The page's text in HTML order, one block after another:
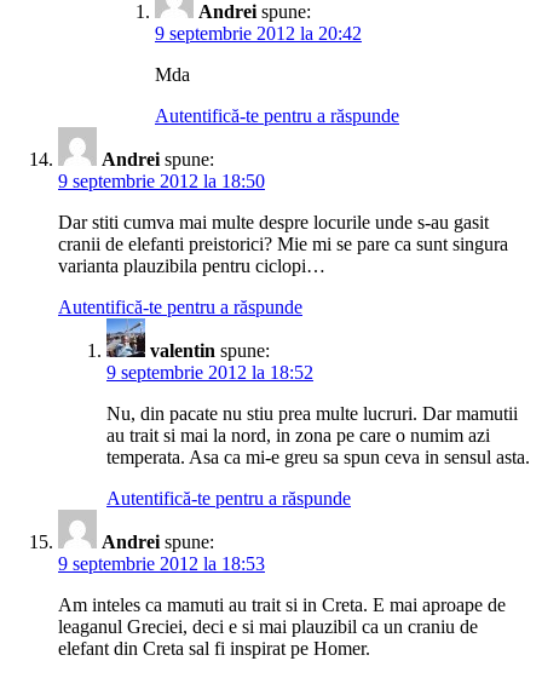
Andrei spune:
9 septembrie 2012 la 20:42
Mda
Autentifică-te pentru a răspunde
Andrei spune:
9 septembrie 2012 la 18:50
Dar stiti cumva mai multe despre locurile unde s-au gasit
cranii de elefanti preistorici? Mie mi se pare ca sunt singura
varianta plauzibila pentru ciclopi…
Autentifică-te pentru a răspunde
valentin spune:
9 septembrie 2012 la 18:52
Nu, din pacate nu stiu prea multe lucruri. Dar mamutii
au trait si mai la nord, in zona pe care o numim azi
temperata. Asa ca mi-e greu sa spun ceva in sensul asta.
Autentifică-te pentru a răspunde
Andrei spune:
9 septembrie 2012 la 18:53
Am inteles ca mamuti au trait si in Creta. E mai aproape de
leaganul Greciei, deci e si mai plauzibil ca un craniu de
elefant din Creta sal fi inspirat pe Homer.